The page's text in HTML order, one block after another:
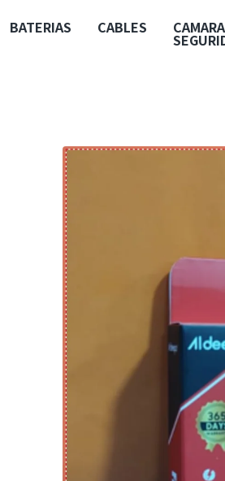
BATERIAS CABLES